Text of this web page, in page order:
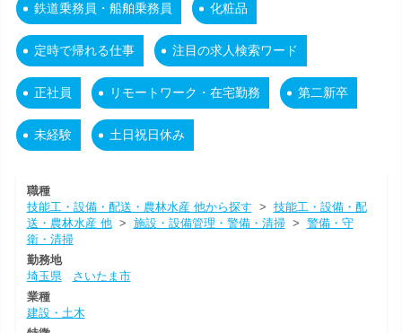
鉄道乗務員・船舶乗務員 化粧品
定時で帰れる仕事 注目の求人検索ワード
正社員 リモートワーク・在宅勤務 第二新卒
未経験 土日祝日休み
職種
技能工・設備・配送・農林水産 他から探す > 技能工・設備・配
送・農林水産 他> 施設・設備管理・警備・清掃> 警備・守
衛・清掃
勤務地
埼玉県
さいたま市
業種
建設・土木